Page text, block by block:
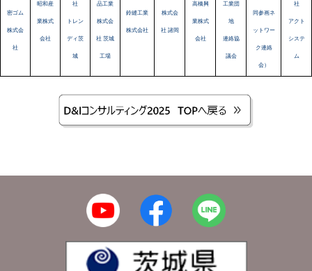
密ゴム
株式会
社
昭和産
業株式
会社
社
トレン
ディ茨
城
品工業
株式会
社 茨城
工場
鈴縫工業
株式会社
株式会
社 諸岡
高橋興
業株式
会社
工業団
地
連絡協
議会
同参画ネ
ットワー
ク連絡
会）
社
アクト
システ
ム